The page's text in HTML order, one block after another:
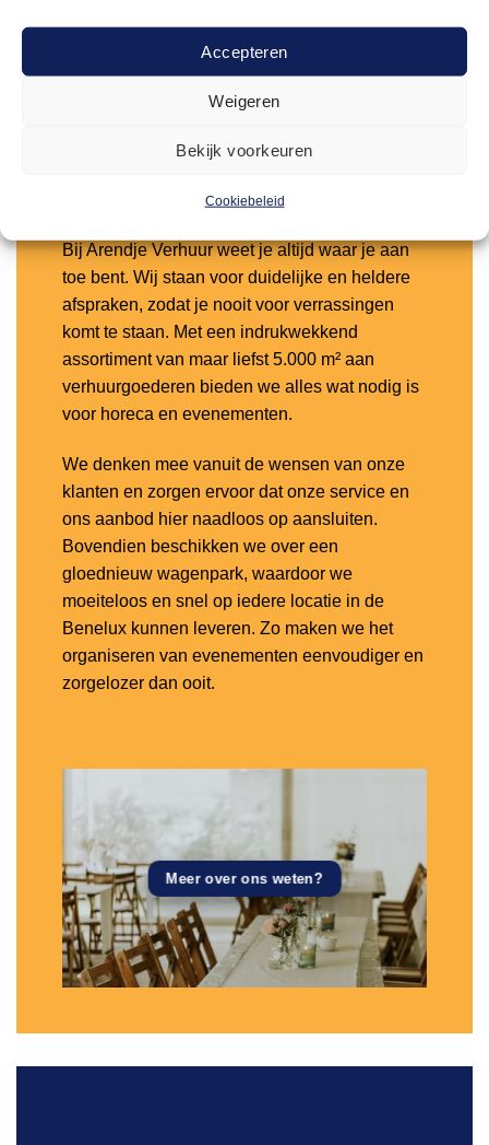
Accepteren
Weigeren
Bekijk voorkeuren
Cookiebeleid
Offerte aanvragen
Waarom kiezen voor Arendje?
Bij Arendje Verhuur weet je altijd waar je aan
toe bent. Wij staan voor duidelijke en heldere
afspraken, zodat je nooit voor verrassingen
komt te staan. Met een indrukwekkend
assortiment van maar liefst 5.000 m² aan
verhuurgoederen bieden we alles wat nodig is
voor horeca en evenementen.
We denken mee vanuit de wensen van onze
klanten en zorgen ervoor dat onze service en
ons aanbod hier naadloos op aansluiten.
Bovendien beschikken we over een
gloednieuw wagenpark, waardoor we
moeiteloos en snel op iedere locatie in de
Benelux kunnen leveren. Zo maken we het
organiseren van evenementen eenvoudiger en
zorgelozer dan ooit.
Meer over ons weten?